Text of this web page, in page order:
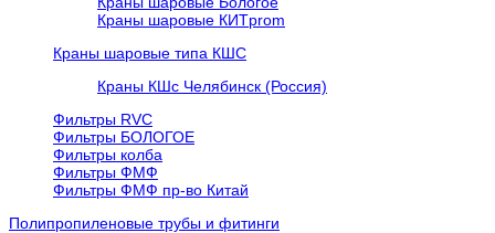
Краны шаровые КИТprom
Краны шаровые типа КШС
Краны КШс Челябинск (Россия)
Фильтры RVC
Фильтры БОЛОГОЕ
Фильтры колба
Фильтры ФМФ
Фильтры ФМФ пр-во Китай
Полипропиленовые трубы и фитинги